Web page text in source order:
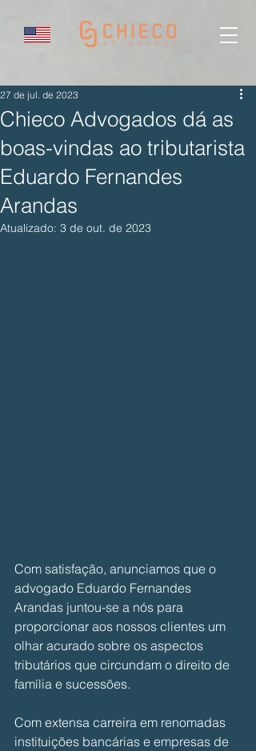
Chieco Advogados dá as
boas-vindas ao tributarista
Eduardo Fernandes
Arandas
27 de jul. de 2023
Atualizado: 3 de out. de 2023
Com satisfação, anunciamos que o
advogado Eduardo Fernandes
Arandas juntou-se a nós para
proporcionar aos nossos clientes um
olhar acurado sobre os aspectos
tributários que circundam o direito de
família e sucessões.
Com extensa carreira em renomadas
instituições bancárias e empresas de